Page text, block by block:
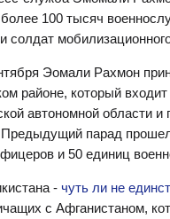
100 тысяч
солдат
Эомали Рахмон
районе, который входит
автономной области и
парад
и 50 единиц
- чуть ли не
с Афганистаном,